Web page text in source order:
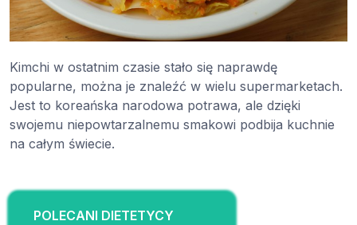
Kimchi w ostatnim czasie stało się naprawdę
popularne, można je znaleźć w wielu supermarketach.
Jest to koreańska narodowa potrawa, ale dzięki
swojemu niepowtarzalnemu smakowi podbija kuchnie
na całym świecie.
POLECANI DIETETYCY